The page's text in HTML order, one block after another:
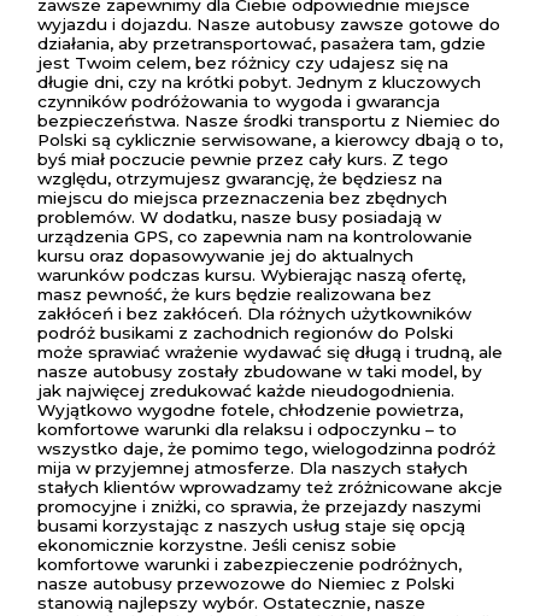
zawsze zapewnimy dla Ciebie odpowiednie miejsce
wyjazdu i dojazdu. Nasze autobusy zawsze gotowe do
działania, aby przetransportować, pasażera tam, gdzie
jest Twoim celem, bez różnicy czy udajesz się na
długie dni, czy na krótki pobyt. Jednym z kluczowych
czynników podróżowania to wygoda i gwarancja
bezpieczeństwa. Nasze środki transportu z Niemiec do
Polski są cyklicznie serwisowane, a kierowcy dbają o to,
byś miał poczucie pewnie przez cały kurs. Z tego
względu, otrzymujesz gwarancję, że będziesz na
miejscu do miejsca przeznaczenia bez zbędnych
problemów. W dodatku, nasze busy posiadają w
urządzenia GPS, co zapewnia nam na kontrolowanie
kursu oraz dopasowywanie jej do aktualnych
warunków podczas kursu. Wybierając naszą ofertę,
masz pewność, że kurs będzie realizowana bez
zakłóceń i bez zakłóceń. Dla różnych użytkowników
podróż busikami z zachodnich regionów do Polski
może sprawiać wrażenie wydawać się długą i trudną, ale
nasze autobusy zostały zbudowane w taki model, by
jak najwięcej zredukować każde nieudogodnienia.
Wyjątkowo wygodne fotele, chłodzenie powietrza,
komfortowe warunki dla relaksu i odpoczynku – to
wszystko daje, że pomimo tego, wielogodzinna podróż
mija w przyjemnej atmosferze. Dla naszych stałych
stałych klientów wprowadzamy też zróżnicowane akcje
promocyjne i zniżki, co sprawia, że przejazdy naszymi
busami korzystając z naszych usług staje się opcją
ekonomicznie korzystne. Jeśli cenisz sobie
komfortowe warunki i zabezpieczenie podróżnych,
nasze autobusy przewozowe do Niemiec z Polski
stanowią najlepszy wybór. Ostatecznie, nasze